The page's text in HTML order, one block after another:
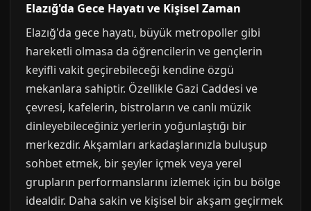
Elazığ'da Gece Hayatı ve Kişisel Zaman
Elazığ'da gece hayatı, büyük metropoller gibi
hareketli olmasa da öğrencilerin ve gençlerin
keyifli vakit geçirebileceği kendine özgü
mekanlara sahiptir. Özellikle Gazi Caddesi ve
çevresi, kafelerin, bistroların ve canlı müzik
dinleyebileceğiniz yerlerin yoğunlaştığı bir
merkezdir. Akşamları arkadaşlarınızla buluşup
sohbet etmek, bir şeyler içmek veya yerel
grupların performanslarını izlemek için bu bölge
idealdir. Daha sakin ve kişisel bir akşam geçirmek